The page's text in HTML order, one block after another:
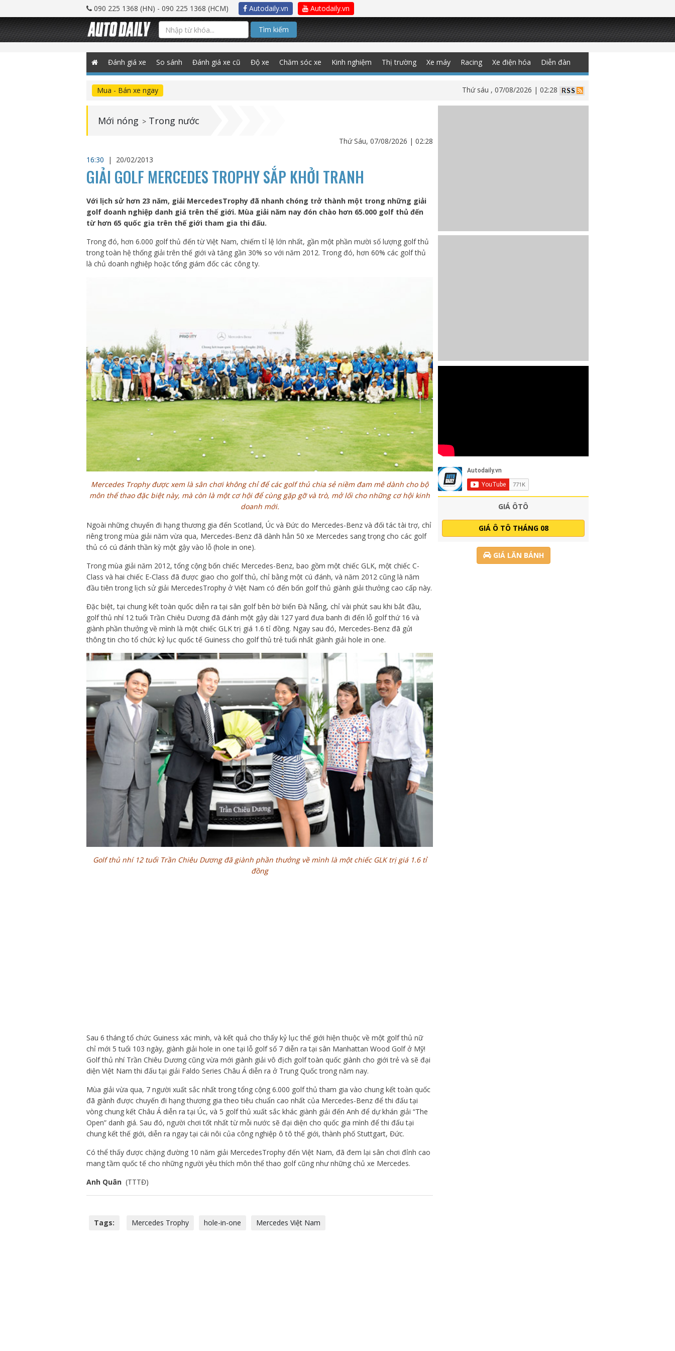
090 225 1368 (HN) - 090 225 1368 (HCM) Autodaily.vn Autodaily.vn
Tìm kiếm
Đánh giá xe So sánh Đánh giá xe cũ Độ xe Chăm sóc xe Kinh nghiệm Thị trường Xe máy Racing Xe điện hóa Diễn đàn
Mua - Bán xe ngay Thứ sáu , 07/08/2026 | 02:28
Mới nóng > Trong nước
Thứ Sáu, 07/08/2026 | 02:28
16:30
| 20/02/2013
GIẢI GOLF MERCEDES TROPHY SẮP KHỞI TRANH
Với lịch sử hơn 23 năm, giải MercedesTrophy đã nhanh chóng trở thành một trong những giải
golf doanh nghiệp danh giá trên thế giới. Mùa giải năm nay đón chào hơn 65.000 golf thủ đến
từ hơn 65 quốc gia trên thế giới tham gia thi đấu.
Trong đó, hơn 6.000 golf thủ đến từ Việt Nam, chiếm tỉ lệ lớn nhất, gần một phần mười số lượng golf thủ
trong toàn hệ thống giải trên thế giới và tăng gần 30% so với năm 2012. Trong đó, hơn 60% các golf thủ
là chủ doanh nghiệp hoặc tổng giám đốc các công ty.
Mercedes Trophy được xem là sân chơi không chỉ để các golf thủ chia sẻ niềm đam mê dành cho bộ
môn thể thao đặc biệt này, mà còn là một cơ hội để cùng gặp gỡ và trò, mở lối cho những cơ hội kinh
doanh mới.
Ngoài những chuyến đi hạng thương gia đến Scotland, Úc và Đức do Mercedes-Benz và đối tác tài trợ, chỉ
riêng trong mùa giải năm vừa qua, Mercedes-Benz đã dành hẳn 50 xe Mercedes sang trọng cho các golf
thủ có cú đánh thần kỳ một gậy vào lỗ (hole in one).
Trong mùa giải năm 2012, tổng cộng bốn chiếc Mercedes-Benz, bao gồm một chiếc GLK, một chiếc C-
Class và hai chiếc E-Class đã được giao cho golf thủ, chỉ bằng một cú đánh, và năm 2012 cũng là năm
đầu tiên trong lịch sử giải MercedesTrophy ở Việt Nam có đến bốn golf thủ giành giải thưởng cao cấp này.
Đặc biệt, tại chung kết toàn quốc diễn ra tại sân golf bên bờ biển Đà Nẵng, chỉ vài phút sau khi bắt đầu,
golf thủ nhí 12 tuổi Trần Chiêu Dương đã đánh một gậy dài 127 yard đưa banh đi đến lỗ golf thứ 16 và
giành phần thưởng về mình là một chiếc GLK trị giá 1.6 tỉ đồng. Ngay sau đó, Mercedes-Benz đã gửi
thông tin cho tổ chức kỷ lục quốc tế Guiness cho golf thủ trẻ tuổi nhất giành giải hole in one.
Golf thủ nhí 12 tuổi Trần Chiêu Dương đã giành phần thưởng về mình là một chiếc GLK trị giá 1.6 tỉ
đồng
Sau 6 tháng tổ chức Guiness xác minh, và kết quả cho thấy kỷ lục thế giới hiện thuộc về một golf thủ nữ
chỉ mới 5 tuổi 103 ngày, giành giải hole in one tại lỗ golf số 7 diễn ra tại sân Manhattan Wood Golf ở Mỹ!
Golf thủ nhí Trần Chiêu Dương cũng vừa mới giành giải vô địch golf toàn quốc giành cho giới trẻ và sẽ đại
diện Việt Nam thi đấu tại giải Faldo Series Châu Á diễn ra ở Trung Quốc trong năm nay.
Mùa giải vừa qua, 7 người xuất sắc nhất trong tổng cộng 6.000 golf thủ tham gia vào chung kết toàn quốc
đã giành được chuyến đi hạng thương gia theo tiêu chuẩn cao nhất của Mercedes-Benz để thi đấu tại
vòng chung kết Châu Á diễn ra tại Úc, và 5 golf thủ xuất sắc khác giành giải đến Anh để dự khán giải “The
Open” danh giá. Sau đó, người chơi tốt nhất từ mỗi nước sẽ đại diện cho quốc gia mình để thi đấu tại
chung kết thế giới, diễn ra ngay tại cái nôi của công nghiệp ô tô thế giới, thành phố Stuttgart, Đức.
Có thể thấy được chặng đường 10 năm giải MercedesTrophy đến Việt Nam, đã đem lại sân chơi đỉnh cao
mang tầm quốc tế cho những người yêu thích môn thể thao golf cũng như những chủ xe Mercedes.
Anh Quân (TTTĐ)
Tags: Mercedes Trophy hole-in-one Mercedes Việt Nam
GIÁ ÔTÔ
GIÁ Ô TÔ THÁNG 08
GIÁ LĂN BÁNH